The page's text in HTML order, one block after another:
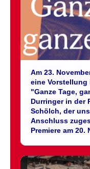
Am 23.
eine Vorstellung
"Ganze Tage,
Durringer in der
Schölch, der
Anschluss
Premiere am 20.